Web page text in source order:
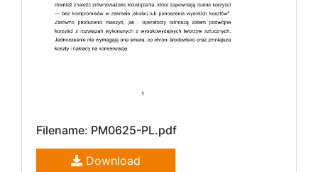
Filename: PM0625-PL.pdf
Download